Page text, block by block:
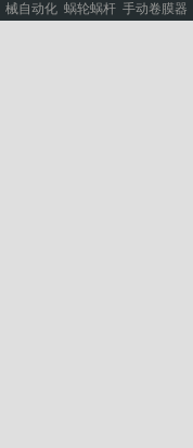
械自动化 蜗轮蜗杆 手动卷膜器